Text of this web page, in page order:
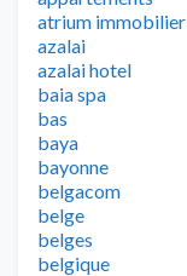
atrium immobilier
azalai
azalai hotel
baia spa
bas
baya
bayonne
belgacom
belge
belges
belgique